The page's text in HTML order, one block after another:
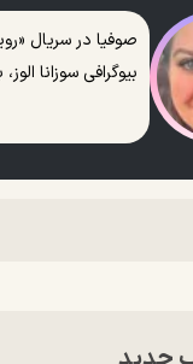
صوفیا در سریال
بیوگرافی سوزانا